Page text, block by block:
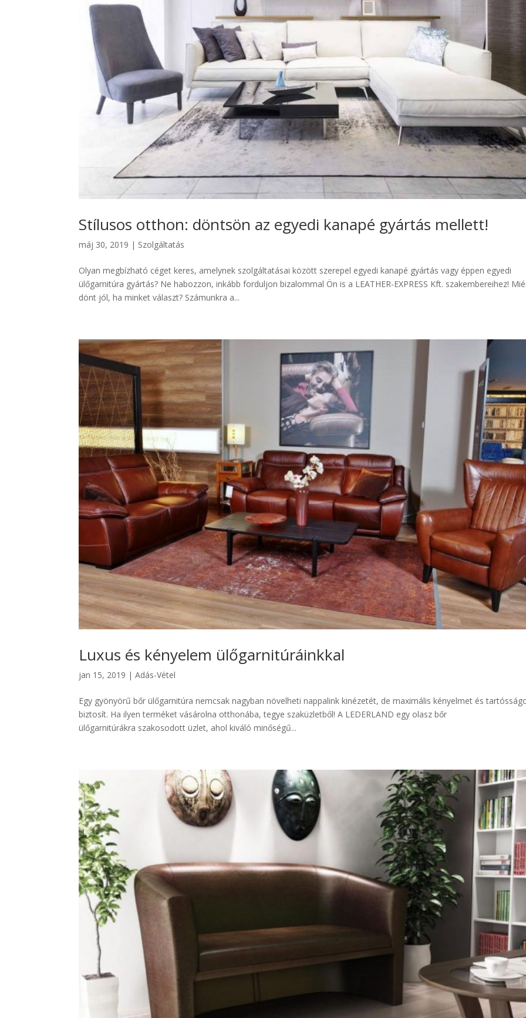
Stílusos otthon: döntsön az egyedi kanapé gyártás mellett!
máj 30, 2019 | Szolgáltatás
Olyan megbízható céget keres, amelynek szolgáltatásai között szerepel egyedi kanapé gyártás vagy éppen egyedi
ülőgarnitúra gyártás? Ne habozzon, inkább forduljon bizalommal Ön is a LEATHER-EXPRESS Kft. szakembereihez!
dönt jól, ha minket választ? Számunkra a...
Luxus és kényelem ülőgarnitúráinkkal
jan 15, 2019 |Adás-Vétel
Egy gyönyörű bőr ülőgarnitúra nemcsak nagyban növelheti nappalink kinézetét, de maximális kényelmet és
biztosít. Ha ilyen terméket vásárolna otthonába, tegye szaküzletből! A LEDERLAND egy olasz bőr
ülőgarnitúrákra szakosodott üzlet, ahol kiváló minőségű...